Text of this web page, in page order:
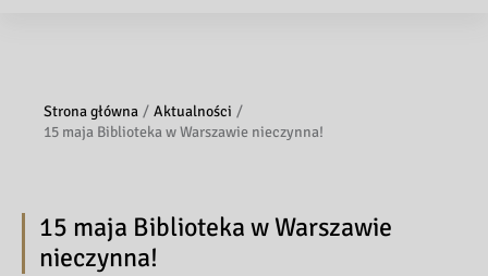
Strona główna
Aktualności
15 maja Biblioteka w Warszawie nieczynna!
15 maja Biblioteka w Warszawie
nieczynna!